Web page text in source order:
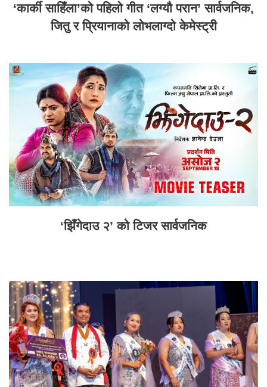
‘कार्की साहिँला’को पहिलो गीत ‘लग्यौ परान’ सार्वजनिक,
जितु र प्रियानाको लोभलाग्दो केमेस्ट्री
‘झिँगेदाउ २’ को टिजर सार्वजनिक